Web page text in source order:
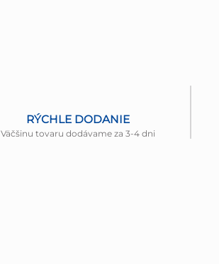
RÝCHLE DODANIE
Väčšinu tovaru dodávame za 3-4 dni